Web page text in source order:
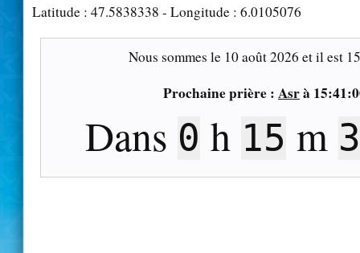
Latitude : 47.5838338 - Longitude : 6.0105076
Nous sommes le 10 août 2026 et il est
Prochaine prière : Asrà
Dans 0 h 15 m